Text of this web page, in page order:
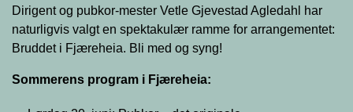
Dirigent og pubkor-mester Vetle Gjevestad Agledahl har
naturligvis valgt en spektakulær ramme for arrangementet:
Bruddet i Fjæreheia. Bli med og syng!
Sommerens program i Fjæreheia: